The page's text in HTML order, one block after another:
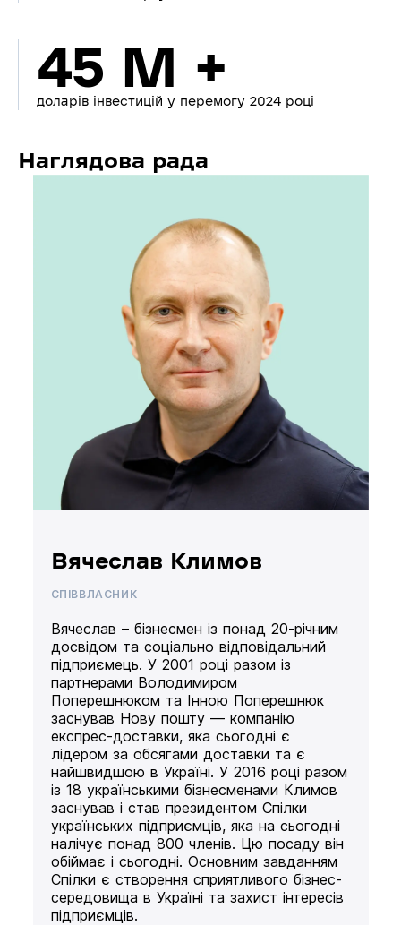
45 M +
доларів інвестицій у перемогу 2024 році
Наглядова рада
Вячеслав Климов
СПІВВЛАСНИК
Вячеслав – бізнесмен із понад 20-річним
досвідом та соціально відповідальний
підприємець. У 2001 році разом із
партнерами Володимиром
Поперешнюком та Інною Поперешнюк
заснував Нову пошту — компанію
експрес-доставки, яка сьогодні є
лідером за обсягами доставки та є
найшвидшою в Україні. У 2016 році разом
із 18 українськими бізнесменами Климов
заснував і став президентом Спілки
українських підприємців, яка на сьогодні
налічує понад 800 членів. Цю посаду він
обіймає і сьогодні. Основним завданням
Спілки є створення сприятливого бізнес-
середовища в Україні та захист інтересів
підприємців.